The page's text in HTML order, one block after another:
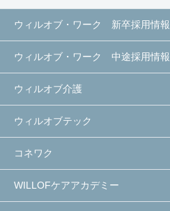
ウィルオブ・ワーク 新卒採用情報
ウィルオブ・ワーク 中途採用情報
ウィルオブ介護
ウィルオブテック
コネワク
WILLOFケアアカデミー